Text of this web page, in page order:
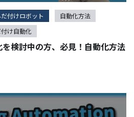
付けロボット
自動化方法
け自動化
検討中の方、必見！自動化方法